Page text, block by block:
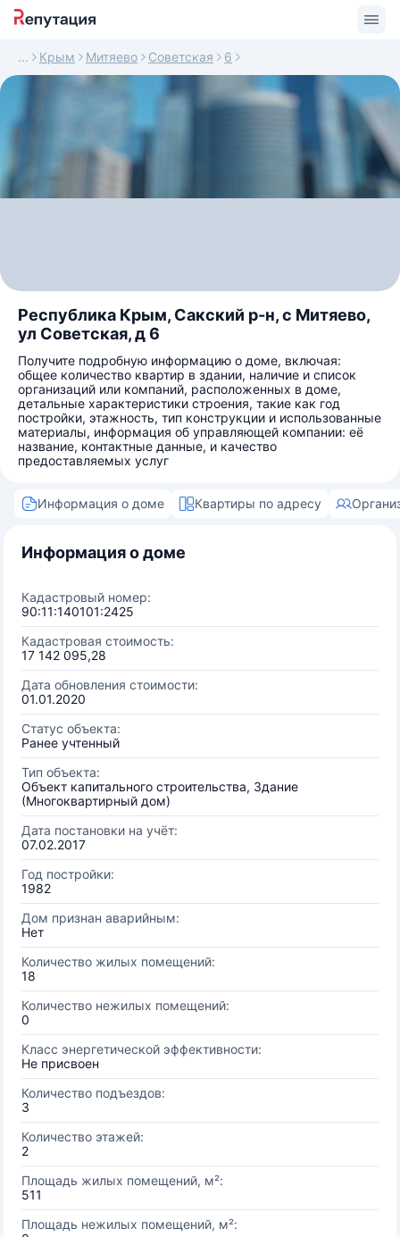
Крым Митяево Советская 6
Республика Крым, Сакский р-н, с Митяево,
ул Советская, д 6
Получите подробную информацию о доме, включая:
общее количество квартир в здании, наличие и список
организаций или компаний, расположенных в доме,
детальные характеристики строения, такие как год
постройки, этажность, тип конструкции и использованные
материалы, информация об управляющей компании: её
название, контактные данные, и качество
предоставляемых услуг
Информация о доме Квартиры по адресу
Информация о доме
Кадастровый номер:
90:11:140101:2425
Кадастровая стоимость:
17 142 095,28
Дата обновления стоимости:
01.01.2020
Статус объекта:
Ранее учтенный
Тип объекта:
Объект капитального строительства, Здание
(Многоквартирный дом)
Дата постановки на учёт:
07.02.2017
Год постройки:
1982
Дом признан аварийным:
Нет
Количество жилых помещений:
18
Количество нежилых помещений:
0
Класс энергетической эффективности:
Не присвоен
Количество подъездов:
3
Количество этажей:
2
Площадь жилых помещений, м²:
511
Площадь нежилых помещений, м²: